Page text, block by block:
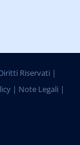
Riservati |
| Note Legali |